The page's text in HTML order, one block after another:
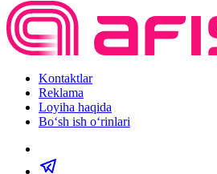
Kontaktlar
Reklama
Loyiha haqida
Bo‘sh ish o‘rinlari